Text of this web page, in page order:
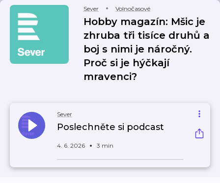
Sever Volnočasové
Hobby magazín: Mšic je
zhruba tři tisíce druhů a
boj s nimi je náročný.
Proč si je hýčkají
mravenci?
Sever
Poslechněte si podcast
4. 6. 2026 3 min